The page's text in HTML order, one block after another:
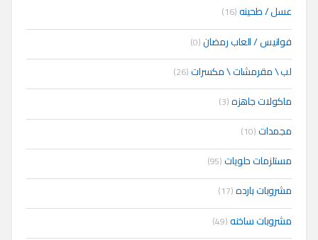
عسل / طحينه(16)
فوانيس / العاب رمضان(0)
لب \ مقرمشات \ مكسرات(26)
ماكولات جاهزه(3)
مجمدات(10)
مستلزمات حلويات(95)
مشروبات بارده(17)
مشروبات ساخنه(49)